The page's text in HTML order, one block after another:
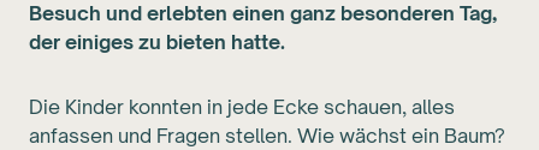
Besuch und erlebten einen ganz besonderen Tag,
der einiges zu bieten hatte.
Die Kinder konnten in jede Ecke schauen, alles
anfassen und Fragen stellen. Wie wächst ein Baum?